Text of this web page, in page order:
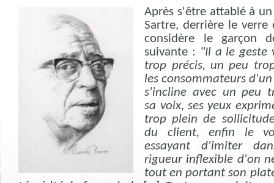
Après s'être attablé à
Sartre, derrière le verre
considère le garçon
suivante : "Il a le geste
trop précis, un peu
les consommateurs
s'incline avec un peu
sa voix, ses yeux
trop plein de
du client, enfin le
essayant d'imiter
rigueur inflexible d'on
tout en portant son